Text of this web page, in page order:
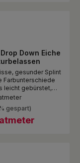
Down Eiche
gesunder Splint
Farbunterschiede
leicht gebürstet,
gem.
gespart)